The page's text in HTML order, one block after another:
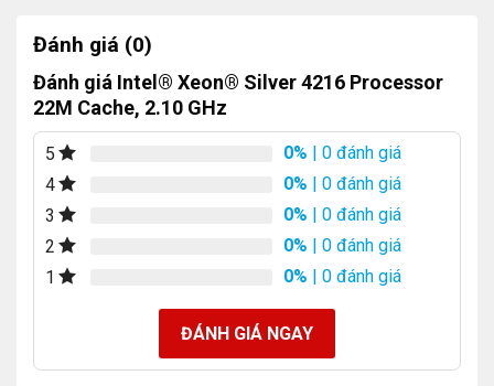
THÔNG SỐ GÓI
Hỗ trợ socketFCLGA3647
TCASE79°C
CÁC CÔNG NGHỆ TIÊN TIẾN
Tăng cường học sâu Intel® Deep Learning Boost
Công nghệ lựa chọn tốc độ Intel® Speed Select
(Intel® SST) – Cấu hình hiệu năngKhông
Đánh giá (0)
Đánh giá Intel® Xeon® Silver 4216 Processor
22M Cache, 2.10 GHz
5 0% | 0 đánh giá
4
0% | 0 đánh giá
3
0% | 0 đánh giá
2
0% | 0 đánh giá
1
0% | 0 đánh giá
ĐÁNH GIÁ NGAY